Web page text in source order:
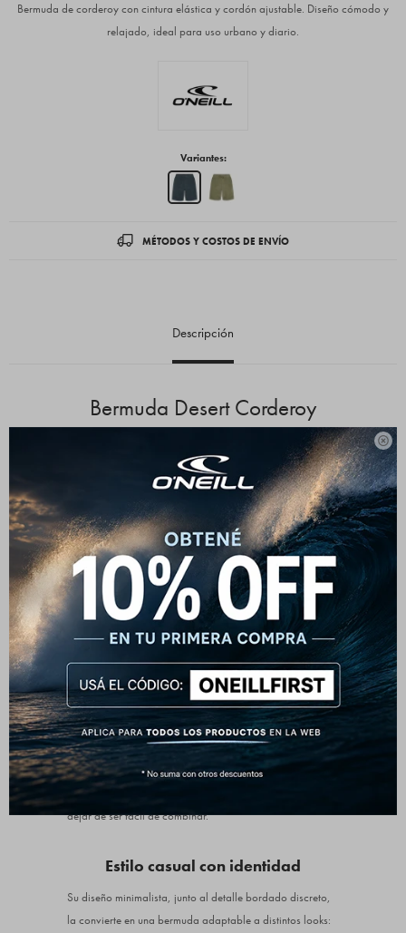

Bermuda de corderoy con cintura elástica y cordón ajustable. Diseño cómodo y
relajado, ideal para uso urbano y diario.
Variantes:
MÉTODOS Y COSTOS DE ENVÍO
Descripción
Bermuda Desert Corderoy
Esta bermuda combina la textura clásica del corderoy con
un diseño moderno y cómodo. Pensada para quienes
buscan una prenda versátil, funcional y fácil de usar en el
día a día.
Comodidad que se adapta a vos
Cuenta con cintura elástica y cordón ajustable, lo que
permite un ajuste práctico y confortable sin perder
estructura. Ideal para moverse con libertad, ya sea en la
ciudad o en momentos de descanso.
Tejido con carácter
El corderoy aporta una textura distintiva y una sensación
agradable al tacto, además de mayor resistencia frente al
uso cotidiano. Es una opción que suma personalidad sin
dejar de ser fácil de combinar.
Estilo casual con identidad
Su diseño minimalista, junto al detalle bordado discreto,
la convierte en una bermuda adaptable a distintos looks: